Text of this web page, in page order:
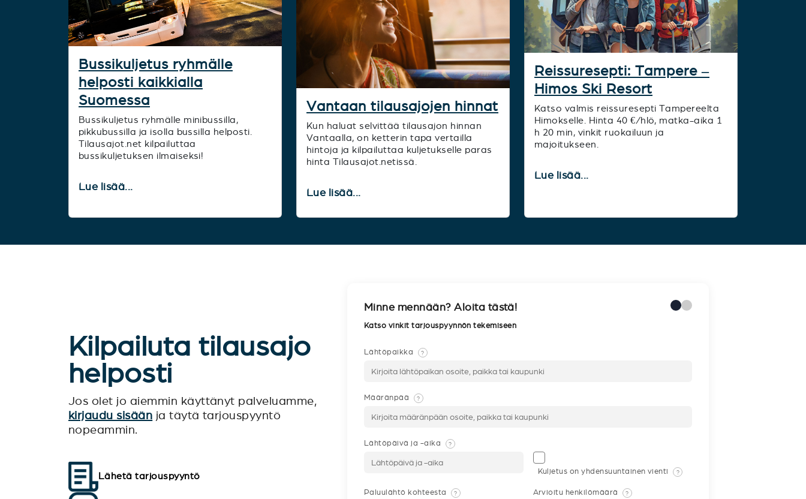
Bussikuljetus ryhmälle
helposti kaikkialla
Suomessa
Bussikuljetus ryhmälle minibussilla,
pikkubussilla ja isolla bussilla helposti.
Tilausajot.net kilpailuttaa
bussikuljetuksen ilmaiseksi!
Lue lisää...
Vantaan tilausajojen hinnat
Kun haluat selvittää tilausajon hinnan
Vantaalla, on ketterin tapa vertailla
hintoja ja kilpailuttaa kuljetukselle paras
hinta Tilausajot.netissä.
Lue lisää...
Reissuresepti: Tampere –
Himos Ski Resort
Katso valmis reissuresepti Tampereelta
Himokselle. Hinta 40 €/hlö, matka-aika 1
h 20 min, vinkit ruokailuun ja
majoitukseen.
Lue lisää...
Kilpailuta tilausajo
helposti
Jos olet jo aiemmin käyttänyt palveluamme,
kirjaudu sisään ja täytä tarjouspyyntö
nopeammin.
Lähetä tarjouspyyntö
Minne mennään? Aloita tästä!
Katso vinkit tarjouspyynnön tekemiseen
Lähtöpaikka ?
Määränpää ?
Lähtöpäivä ja -aika ?
Kuljetus on yhdensuuntainen vienti ?
Paluulähtö kohteesta ? Arvioitu henkilömäärä ?